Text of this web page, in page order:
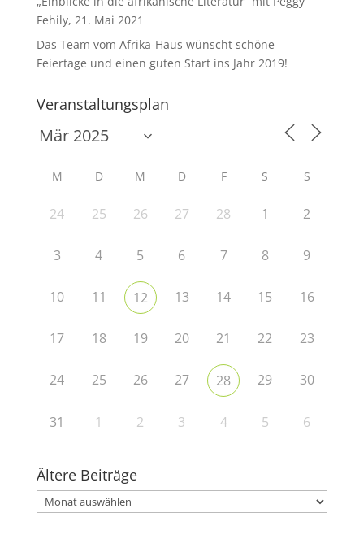
Fehily, 21. Mai 2021
Das Team vom Afrika-Haus wünscht schöne
Feiertage und einen guten Start ins Jahr 2019!
Veranstaltungsplan
M D M D F S S
24 25 26 27 28 1 2
3 4 5 6 7 8 9
10 11 12 13 14 15 16
17 18 19 20 21 22 23
24 25 26 27 28 29 30
31 1 2 3 4 5 6
Ältere Beiträge
Ältere
Beiträge